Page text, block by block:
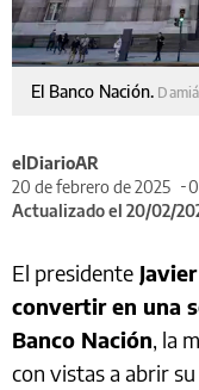
El Banco Nación.
elDiarioAR
20 de febrero de 2025
Actualizado el 20/02/
El presidente
convertir en una
Banco Nación, la
con vistas a abrir